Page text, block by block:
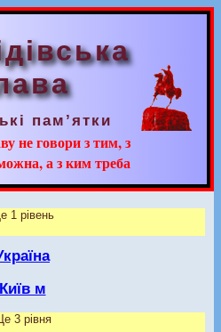
пам’ятки
не говори з тим, з
а з ким треба
1 рівень
Київ м
3 рівня